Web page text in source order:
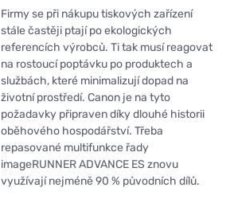
Firmy se při nákupu tiskových zařízení
stále častěji ptají po ekologických
referencích výrobců. Ti tak musí reagovat
na rostoucí poptávku po produktech a
službách, které minimalizují dopad na
životní prostředí. Canon je na tyto
požadavky připraven díky dlouhé historii
oběhového hospodářství. Třeba
repasované multifunkce řady
imageRUNNER ADVANCE ES znovu
využívají nejméně 90 % původních dílů.